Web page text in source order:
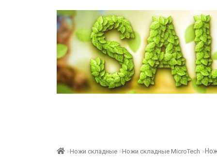
Ножи складные Ножи складные MicroTech